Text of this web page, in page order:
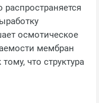
распространяется
осмотическое
мембран
что структура